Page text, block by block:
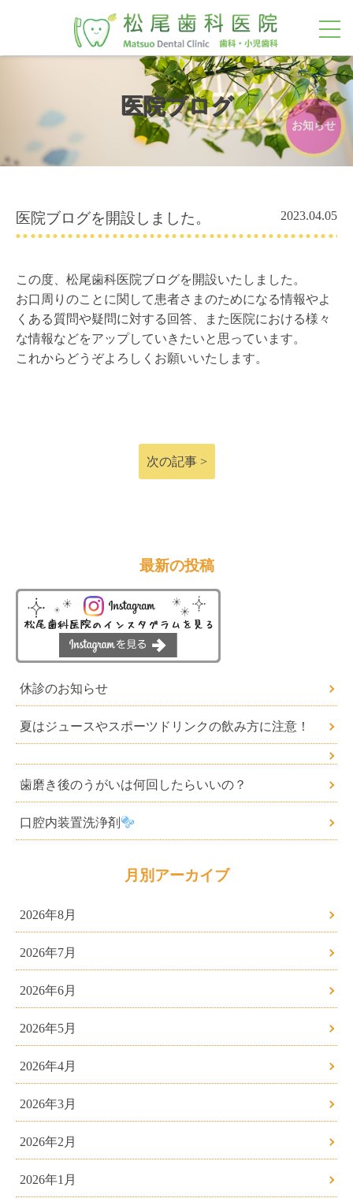
お知らせ
医院ブログ
医院ブログを開設しました。 2023.04.05
この度、松尾歯科医院ブログを開設いたしました。
お口周りのことに関して患者さまのためになる情報やよ
くある質問や疑問に対する回答、また医院における様々
な情報などをアップしていきたいと思っています。
これからどうぞよろしくお願いいたします。
次の記事 >
最新の投稿
休診のお知らせ
夏はジュースやスポーツドリンクの飲み方に注意！
歯磨き後のうがいは何回したらいいの？
口腔内装置洗浄剤
月別アーカイブ
2026年8月
2026年7月
2026年6月
2026年5月
2026年4月
2026年3月
2026年2月
2026年1月